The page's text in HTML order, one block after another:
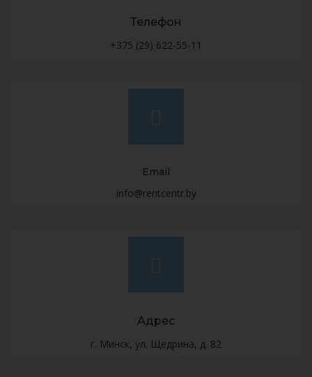
Телефон
+375 (29) 622-55-11
Email
info@rentcentr.by
Адрес
г. Минск, ул. Щедрина, д. 82